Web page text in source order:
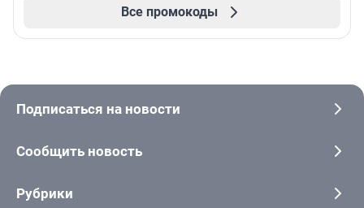
Все промокоды
Подписаться на новости
Сообщить новость
Рубрики